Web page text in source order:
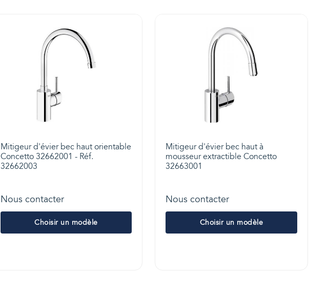
Mitigeur d'évier bec haut orientable
Concetto 32662001 - Réf.
32662003
Nous contacter
Choisir un modèle
Mitigeur d'évier bec haut à
mousseur extractible Concetto
32663001
Nous contacter
Choisir un modèle